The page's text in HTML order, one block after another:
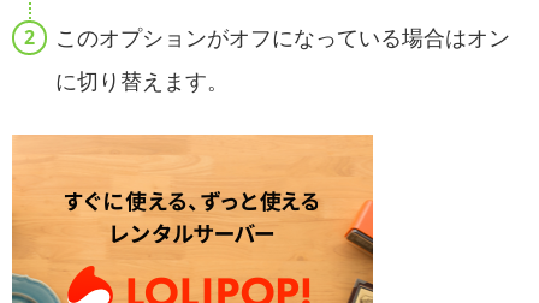
このオプションがオフになっている場合はオン
に切り替えます。